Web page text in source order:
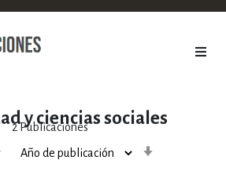
y ciencias sociales
2Publicaciones